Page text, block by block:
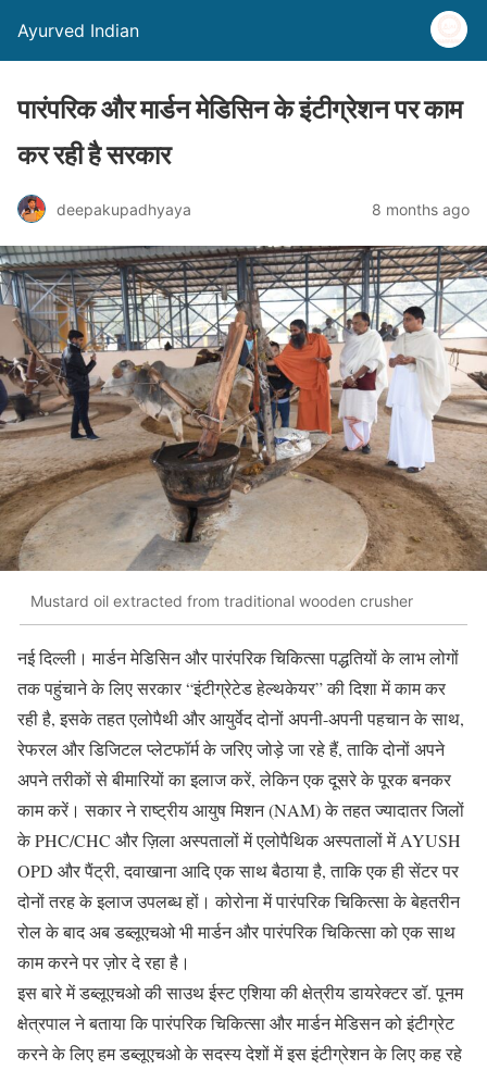
Ayurved Indian
पारंपरिक और मार्डन मेडिसिन के इंटीग्रेशन पर काम
कर रही है सरकार
deepakupadhyaya 8 months ago
Mustard oil extracted from traditional wooden crusher
नई दिल्ली। मार्डन मेडिसिन और पारंपरिक चिकित्सा पद्धतियों के लाभ लोगों
तक पहुंचाने के लिए सरकार “इंटीग्रेटेड हेल्थकेयर” की दिशा में काम कर
रही है, इसके तहत एलोपैथी और आयुर्वेद दोनों अपनी-अपनी पहचान के साथ,
रेफरल और डिजिटल प्लेटफॉर्म के जरिए जोड़े जा रहे हैं, ताकि दोनों अपने
अपने तरीकों से बीमारियों का इलाज करें, लेकिन एक दूसरे के पूरक बनकर
काम करें। सकार ने राष्ट्रीय आयुष मिशन (NAM) के तहत ज्यादातर जिलों
के PHC/CHC और ज़िला अस्पतालों में एलोपैथिक अस्पतालों में AYUSH
OPD और पैंट्री, दवाखाना आदि एक साथ बैठाया है, ताकि एक ही सेंटर पर
दोनों तरह के इलाज उपलब्ध हों। कोरोना में पारंपरिक चिकित्सा के बेहतरीन
रोल के बाद अब डब्लूएचओ भी मार्डन और पारंपरिक चिकित्सा को एक साथ
काम करने पर ज़ोर दे रहा है।
इस बारे में डब्लूएचओ की साउथ ईस्ट एशिया की क्षेत्रीय डायरेक्टर डॉ. पूनम
क्षेत्रपाल ने बताया कि पारंपरिक चिकित्सा और मार्डन मेडिसन को इंटीग्रेट
करने के लिए हम डब्लूएचओ के सदस्य देशों में इस इंटीग्रेशन के लिए कह रहे